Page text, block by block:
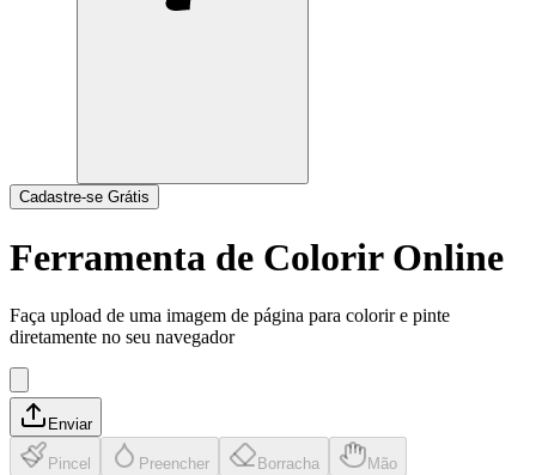
Cadastre-se Grátis
Ferramenta de Colorir Online
Faça upload de uma imagem de página para colorir e pinte
diretamente no seu navegador
Enviar
Pincel Preencher Borracha Mão